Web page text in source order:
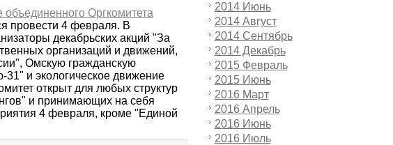
объединенного Оргкомитета
провести 4 февраля. В
декабрьских акций "За
организаций и движений,
Омскую гражданскую
и экологическое движение
открыт для любых структур
и принимающих на себя
4 февраля, кроме "Единой
2014 Июнь
2014 Август
2014 Сентябрь
2014 Декабрь
2015 Февраль
2015 Июнь
2016 Март
2016 Апрель
2016 Июнь
2016 Июль